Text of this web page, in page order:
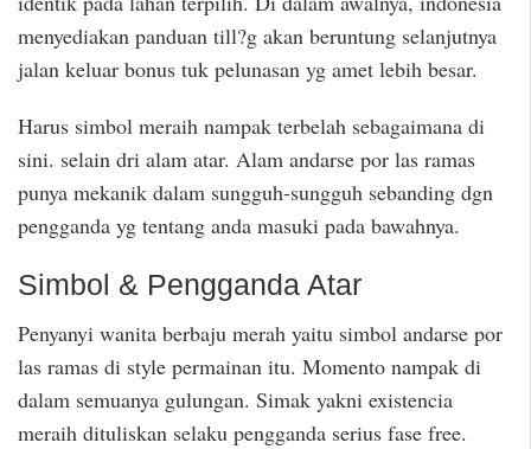
menyediakan panduan till?g akan beruntung selanjutnya
jalan keluar bonus tuk pelunasan yg amet lebih besar.
Harus simbol meraih nampak terbelah sebagaimana di
sini. selain dri alam atar. Alam andarse por las ramas
punya mekanik dalam sungguh-sungguh sebanding dgn
pengganda yg tentang anda masuki pada bawahnya.
Simbol & Pengganda Atar
Penyanyi wanita berbaju merah yaitu simbol andarse por
las ramas di style permainan itu. Momento nampak di
dalam semuanya gulungan. Simak yakni existencia
meraih dituliskan selaku pengganda serius fase free.